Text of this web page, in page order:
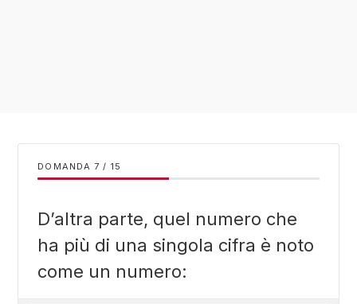
DOMANDA / 15
D’altra parte, quel numero che
ha più di una singola cifra è noto
come un numero: